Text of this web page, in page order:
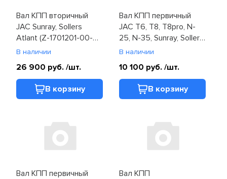
Вал КПП вторичный
JAC Sunray, Sollers
Atlant (Z-1701201-00-
00)
В наличии
26 900 руб. /шт.
В корзину
Вал КПП первичный
JAC T6, T8, T8pro, N-
25, N-35, Sunray, Sollers
Atlant, Argo (Z-1701111-
В наличии
10 100 руб. /шт.
В корзину
Вал КПП первичный
Вал КПП